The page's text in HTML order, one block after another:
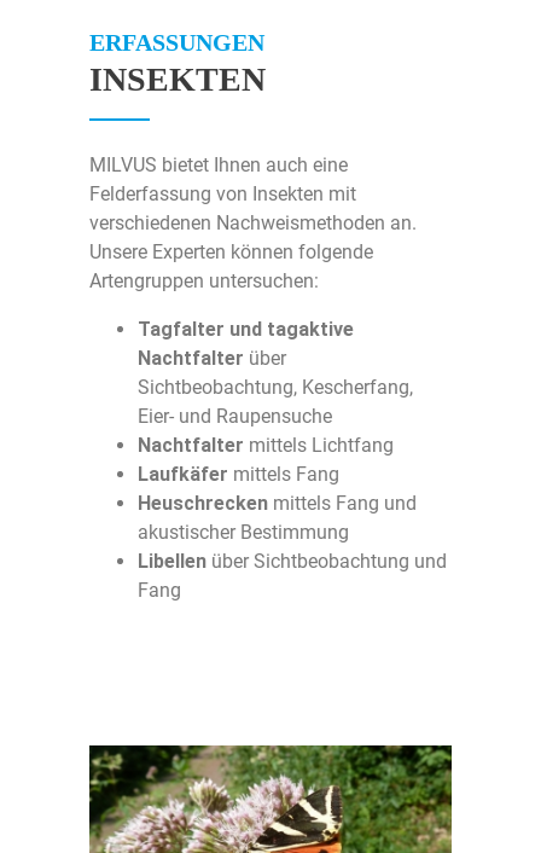
Über Milvus
Aktuelles
Karriere
Kontakt
Impressum
Datenschutz
ERFASSUNGEN
INSEKTEN
MILVUS bietet Ihnen auch eine
Felderfassung von Insekten mit
verschiedenen Nachweismethoden an.
Unsere Experten können folgende
Artengruppen untersuchen:
Tagfalter und tagaktive
Nachtfalter über
Sichtbeobachtung, Kescherfang,
Eier- und Raupensuche
Nachtfalter mittels Lichtfang
Laufkäfer mittels Fang
Heuschrecken mittels Fang und
akustischer Bestimmung
Libellen über Sichtbeobachtung und
Fang